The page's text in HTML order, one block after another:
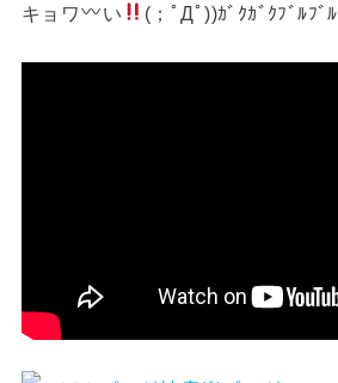
キョワ い (；ﾟДﾟ))ｶﾞｸｶﾞｸﾌﾞﾙﾌﾞﾙ